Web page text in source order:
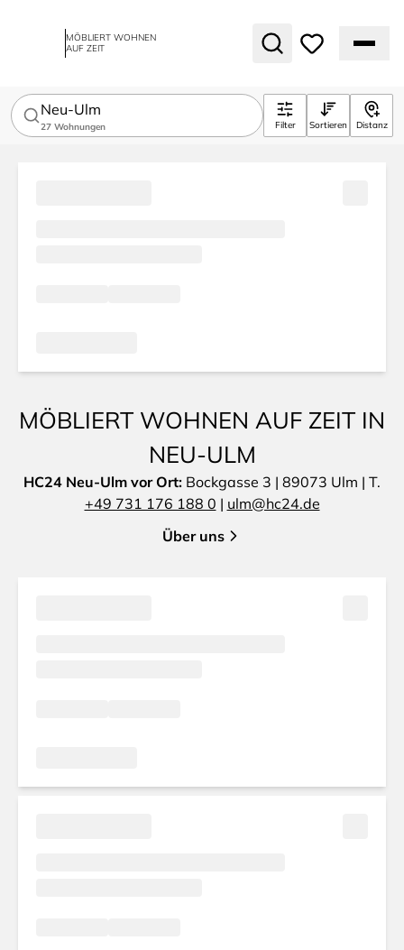
MÖBLIERT WOHNEN
AUF ZEIT
Neu-Ulm
27 Wohnungen Filter Sortieren Distanz
MÖBLIERT WOHNEN AUF ZEIT IN
NEU-ULM
HC24 Neu-Ulm vor Ort: Bockgasse 3 | 89073 Ulm | T.
+49 731 176 188 0 | ulm@hc24.de
Über uns